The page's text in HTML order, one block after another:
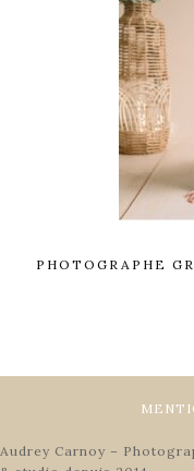
PHOTOGRAPHE
Audrey Carnoy –